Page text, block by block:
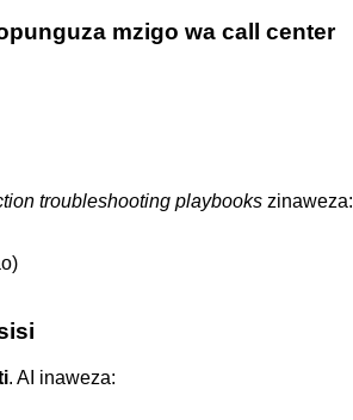
mzigo wa call center
troubleshooting playbooks zinaweza:
. AI inaweza: